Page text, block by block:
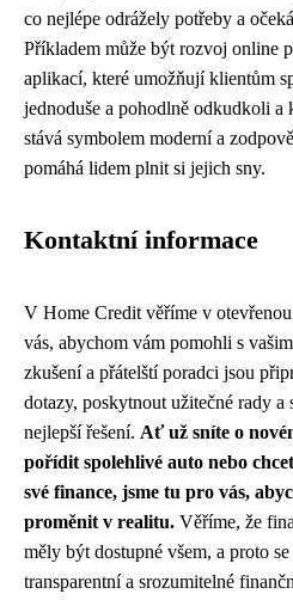
co nejlépe odrážely potřeby a
Příkladem může být rozvoj online
aplikací, které umožňují klientům
jednoduše a pohodlně odkudkoli
stává symbolem moderní a
pomáhá lidem plnit si jejich sny.
Kontaktní informace
V Home Credit věříme v
vás, abychom vám pomohli s
zkušení a přátelští poradci jsou
dotazy, poskytnout užitečné rady a
nejlepší řešení. Ať už sníte o
pořídit spolehlivé auto nebo
své finance, jsme tu pro vás,
proměnit v realitu. Věříme, že
měly být dostupné všem, a proto
transparentní a srozumitelné